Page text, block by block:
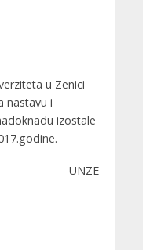
u Zenici
nastavu i
izostale
UNZE